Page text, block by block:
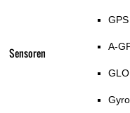
Sensoren
GPS
A-